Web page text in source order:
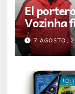
El
Vozinha
JETOUR
etapa
7 AGOSTO,